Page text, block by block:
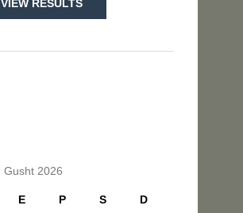
VIEW RESULTS
Gusht 2026
E P S D